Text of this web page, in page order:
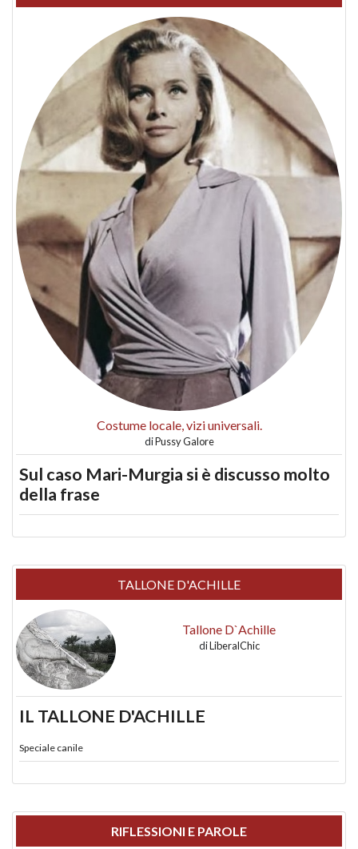
Costume locale, vizi universali.
diPussy Galore
Sul caso Mari-Murgia si è discusso molto
della frase
TALLONE D'ACHILLE
Tallone D`Achille
diLiberalChic
IL TALLONE D'ACHILLE
Speciale canile
RIFLESSIONI E PAROLE